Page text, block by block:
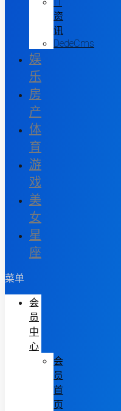
资
讯
DedeCms
娱
乐
房
产
体
育
游
戏
美
女
星
座
菜单
会
员
中
心
会
员
首
页